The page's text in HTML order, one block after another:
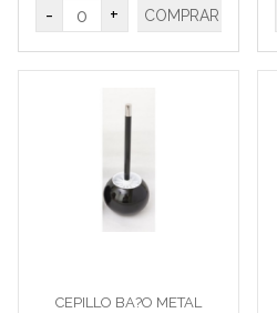
- + COMPRAR
CEPILLO BA?O METAL